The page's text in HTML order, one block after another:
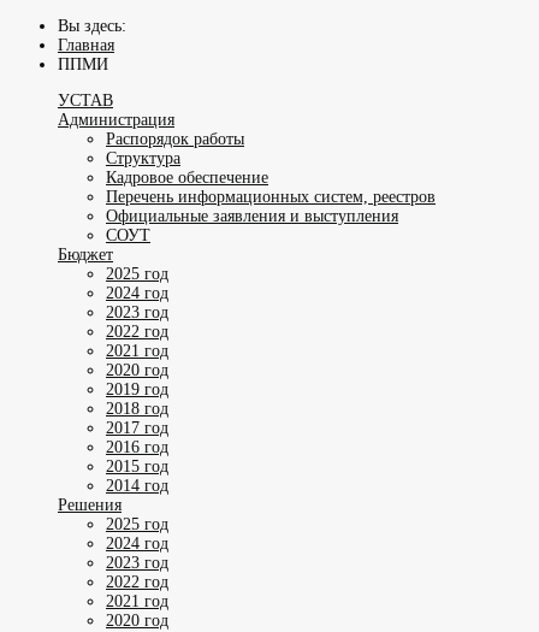
Вы здесь:
Главная
ППМИ
УСТАВ
Администрация
Распорядок работы
Структура
Кадровое обеспечение
Перечень информационных систем, реестров
Официальные заявления и выступления
СОУТ
Бюджет
2025 год
2024 год
2023 год
2022 год
2021 год
2020 год
2019 год
2018 год
2017 год
2016 год
2015 год
2014 год
Решения
2025 год
2024 год
2023 год
2022 год
2021 год
2020 год